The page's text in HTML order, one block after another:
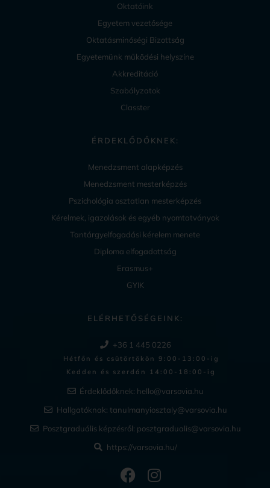
Oktatóink
Egyetem vezetősége
Oktatásminőségi Bizottság
Egyetemünk működési helyszíne
Akkreditáció
Szabályzatok
Classter
ÉRDEKLŐDŐKNEK:
Menedzsment alapképzés
Menedzsment mesterképzés
Pszichológia osztatlan mesterképzés
Kérelmek, igazolások és egyéb nyomtatványok
Tantárgyelfogadási kérelem menete
Diploma elfogadottság
Erasmus+
GYIK
ELÉRHETŐSÉGEINK:
+36 1 445 0226
Hétfőn és csütörtökön 9:00-13:00-ig
Kedden és szerdán 14:00-18:00-ig​
Érdeklődőknek: hello@varsovia.hu
Hallgatóknak: tanulmanyiosztaly@varsovia.hu
Posztgraduális képzésről: posztgradualis@varsovia.hu
https://varsovia.hu/